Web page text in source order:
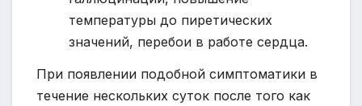
температуры до пиретических
значений, перебои в работе сердца.
При появлении подобной симптоматики в
течение нескольких суток после того как